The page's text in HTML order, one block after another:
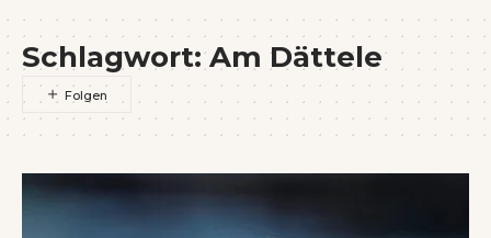
Schlagwort:Am Dättele